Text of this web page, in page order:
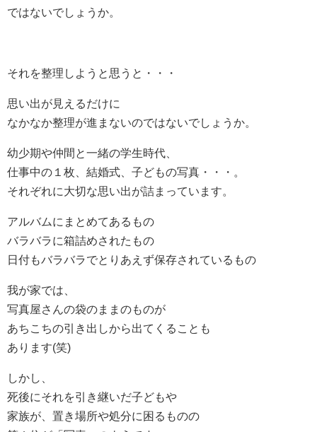
ではないでしょうか。
それを整理しようと思うと・・・
思い出が見えるだけに
なかなか整理が進まないのではないでしょうか。
幼少期や仲間と一緒の学生時代、
仕事中の１枚、結婚式、子どもの写真・・・。
それぞれに大切な思い出が詰まっています。
アルバムにまとめてあるもの
バラバラに箱詰めされたもの
日付もバラバラでとりあえず保存されているもの
我が家では、
写真屋さんの袋のままのものが
あちこちの引き出しから出てくることも
あります(笑)
しかし、
死後にそれを引き継いだ子どもや
家族が、置き場所や処分に困るものの